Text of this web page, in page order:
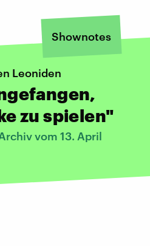
Shownotes
Leoniden
zu spielen"
vom 13. April